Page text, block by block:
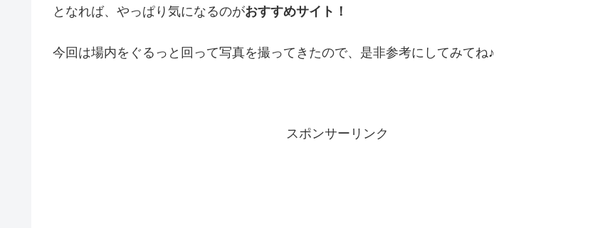
となれば、やっぱり気になるのがおすすめサイト！
今回は場内をぐるっと回って写真を撮ってきたので、是非参考にしてみてね♪
スポンサーリンク